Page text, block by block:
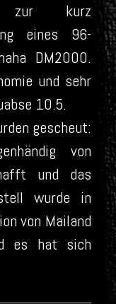
zur kurz
eines 96-
DM2000.
und sehr
10.5.
gescheut:
von
und das
wurde in
von Mailand
es hat sich